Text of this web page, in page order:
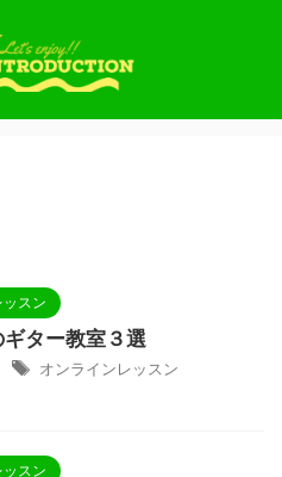
スン
ター教室３選
オンラインレッスン
スン